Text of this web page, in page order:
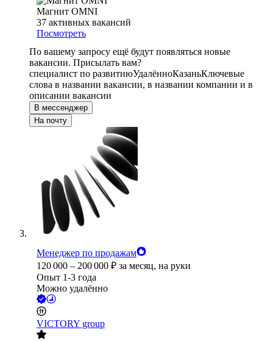
Магнит OMNI
37 активных вакансий
Посмотреть
По вашему запросу ещё будут появляться новые
вакансии. Присылать вам?
специалист по развитиюУдалённоКазаньКлючевые
слова в названии вакансии, в названии компании и в
описании вакансии
В мессенджер
На почту
Менеджер по продажам
120 000 – 200 000 ₽ за месяц, на руки
Опыт 1-3 года
Можно удалённо
VICTORY group